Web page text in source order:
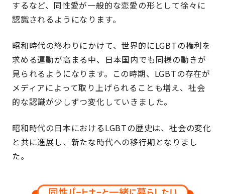
するなど、同性愛が一般的な恋愛の形として徐々に
認識されるようになります。
昭和時代の終わりにかけて、世界的にLGBTの権利を
求める運動が高まる中、日本国内でも同様の動きが
見られるようになります。この時期、LGBTの存在が
メディアによって取り上げられることも増え、社会
的な認識が少しずつ変化していきました。
昭和時代の日本におけるLGBTの歴史は、社会の変化
と共に進展し、新たな時代への移行期となりまし
た。